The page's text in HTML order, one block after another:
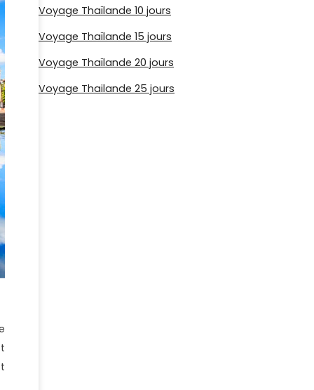
Voyage Thaïlande 10 jours
Voyage Thaïlande 15 jours
Voyage Thaïlande 20 jours
Voyage Thailande 25 jours